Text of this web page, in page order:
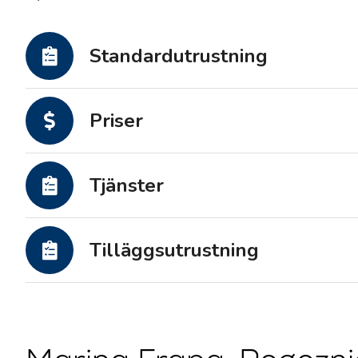
Standardutrustning
Priser
Tjänster
Tilläggsutrustning